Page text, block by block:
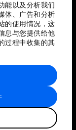
能以及分析我们
体、广告和分析
的使用情况，这
息与您提供给他
过程中收集的其